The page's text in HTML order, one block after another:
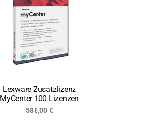
Varianten
Optionen
können
der
Produktseite
Lexware Zusatzlizenz
MyCenter 100 Lizenzen
588,00 €